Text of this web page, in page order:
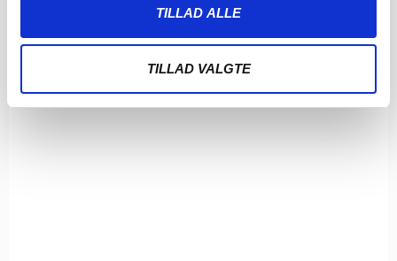
TILLAD ALLE
TILLAD VALGTE